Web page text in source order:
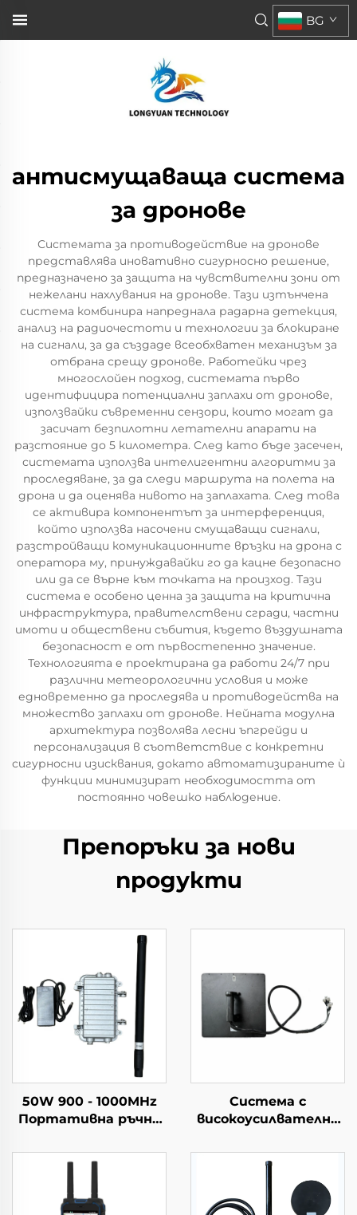
BG
антисмущаваща система
за дронове
Системата за противодействие на дронове
представлява иновативно сигурносно решение,
предназначено за защита на чувствителни зони от
нежелани нахлувания на дронове. Тази изтънчена
система комбинира напреднала радарна детекция,
анализ на радиочестоти и технологии за блокиране
на сигнали, за да създаде всеобхватен механизъм за
отбрана срещу дронове. Работейки чрез
многослойен подход, системата първо
идентифицира потенциални заплахи от дронове,
използвайки съвременни сензори, които могат да
засичат безпилотни летателни апарати на
разстояние до 5 километра. След като бъде засечен,
системата използва интелигентни алгоритми за
проследяване, за да следи маршрута на полета на
дрона и да оценява нивото на заплахата. След това
се активира компонентът за интерференция,
който използва насочени смущаващи сигнали,
разстройващи комуникационните връзки на дрона с
оператора му, принуждавайки го да кацне безопасно
или да се върне към точката на произход. Тази
система е особено ценна за защита на критична
инфраструктура, правителствени сгради, частни
имоти и обществени събития, където въздушната
безопасност е от първостепенно значение.
Технологията е проектирана да работи 24/7 при
различни метеорологични условия и може
едновременно да проследява и противодейства на
множество заплахи от дронове. Нейната модулна
архитектура позволява лесни ъпгрейди и
персонализация в съответствие с конкретни
сигурносни изисквания, докато автоматизираните ѝ
функции минимизират необходимостта от
постоянно човешко наблюдение.
Препоръки за нови
продукти
50W 900 - 1000MHz
Портативна ръчна
корпус за
противодействие
на дронове
Система с
високоусилвателна
разстояния,
насочено откриване,
противодействие
на БПЛА, радио-